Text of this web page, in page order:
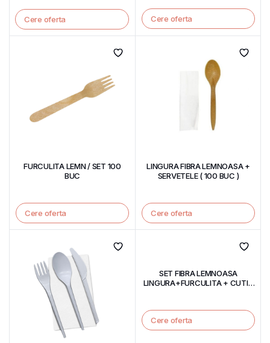
Cere oferta Cere oferta
FURCULITA LEMN / SET 100
BUC
Cere oferta
LINGURA FIBRA LEMNOASA +
SERVETELE ( 100 BUC )
Cere oferta
SET FIBRA LEMNOASA
LINGURA+FURCULITA + CUTIT
Cere oferta